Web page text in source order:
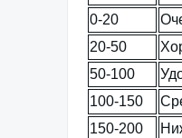
0-20
20-50
50-100
100-150
150-200